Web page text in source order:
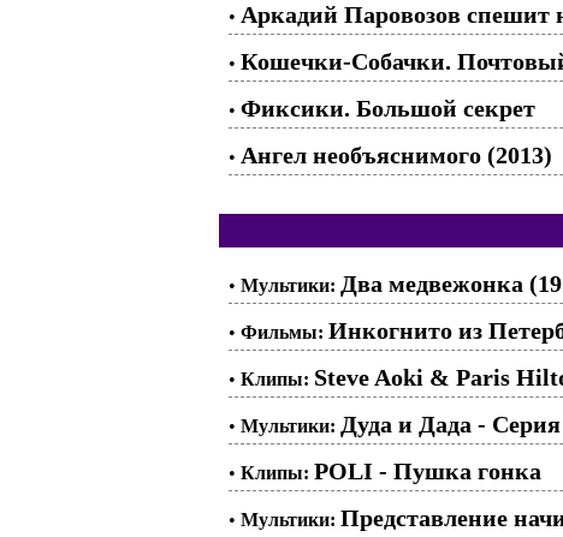
• Аркадий Паровозов спешит
• Кошечки-Собачки.
• Фиксики. Большой секрет
• Ангел необъяснимого (2013)
• Мультики: Два медвежонка
• Фильмы: Инкогнито из
• Клипы: Steve Aoki & Paris
• Мультики: Дуда и Дада -
• Клипы: POLI - Пушка гонка
• Мультики: Представление